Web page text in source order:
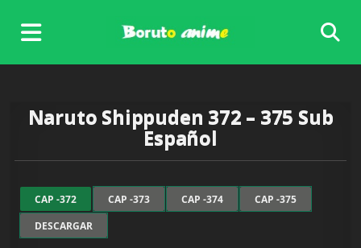
content
Naruto Shippuden 372 – 375 Sub
Español
CAP -372 CAP -373 CAP -374
CAP -375
DESCARGAR